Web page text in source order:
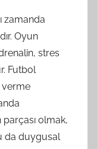
zamanda
dır. Oyun
stres
Futbol
verme
parçası olmak,
da duygusal